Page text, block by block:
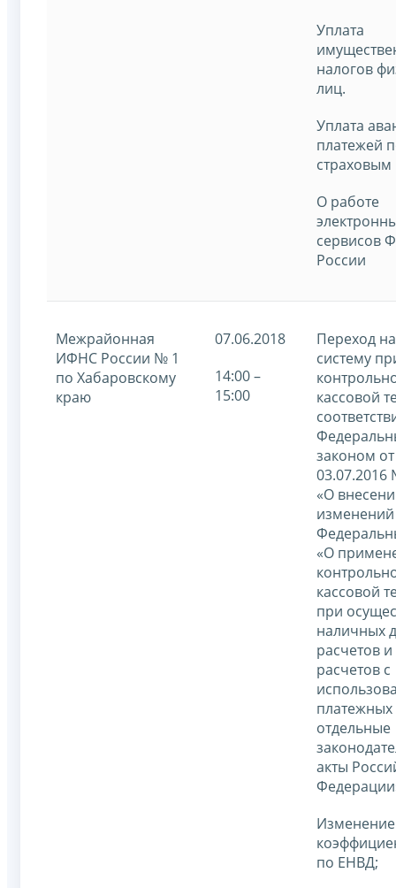
Уплата
налогов
лиц.
Уплата
платежей
страховым
О работе
сервисов
России
Межрайонная
ИФНС России № 1
по Хабаровскому
краю
07.06.2018
14:00 –
15:00
Переход
систему
кассовой
законом от
«О
«О
кассовой
при
наличных
расчетов
расчетов с
платежных
отдельные
акты
Изменение
по ЕНВД;